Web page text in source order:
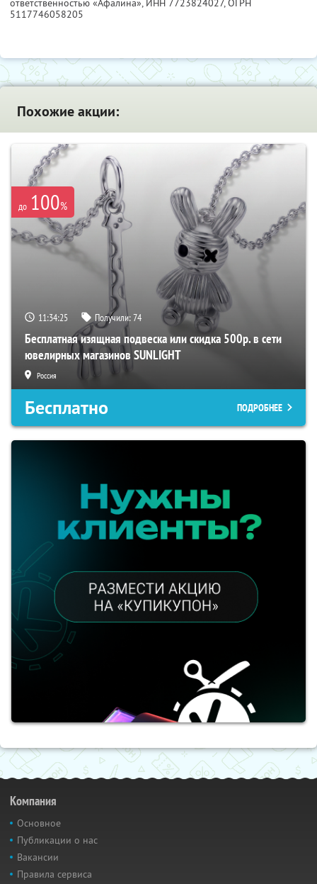
ответственностью «Афалина», ИНН 7723824027, ОГРН
5117746058205
Похожие акции:
до 100%
11:34:24 Получили:74
Бесплатная изящная подвеска или скидка 500р. в сети
ювелирных магазинов SUNLIGHT
Россия
Бесплатно ПОДРОБНЕЕ
Компания
Основное
Публикации о нас
Вакансии
Правила сервиса